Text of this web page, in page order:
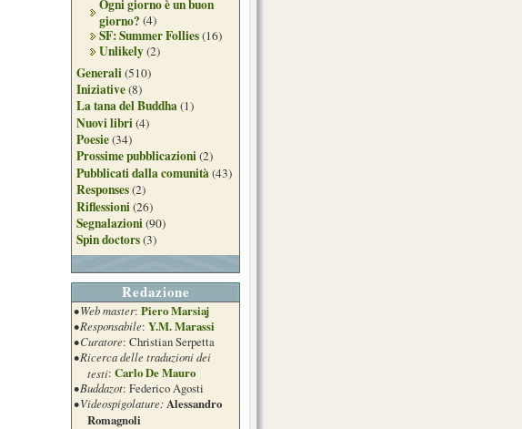
Ogni giorno è un buon
giorno? (4)
SF: Summer Follies(16)
Unlikely(2)
Generali(510)
Iniziative(8)
La tana del Buddha(1)
Nuovi libri(4)
Poesie(34)
Prossime pubblicazioni(2)
Pubblicati dalla comunità(43)
Responses(2)
Riflessioni(26)
Segnalazioni(90)
Spin doctors(3)
Redazione
• Web master: Piero Marsiaj
• Responsabile: Y.M. Marassi
• Curatore: Christian Serpetta
• Ricerca delle traduzioni dei
testi: Carlo De Mauro
• Buddazot: Federico Agosti
• Videospigolature:Alessandro
Romagnoli